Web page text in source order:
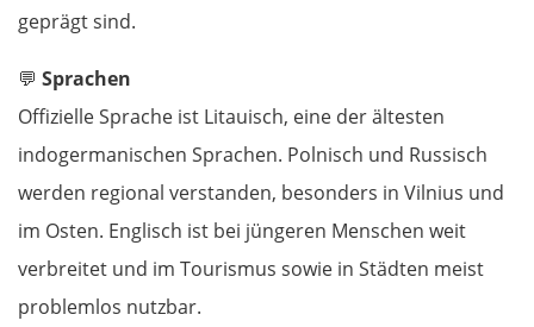
geprägt sind.
💬 Sprachen
Offizielle Sprache ist Litauisch, eine der ältesten
indogermanischen Sprachen. Polnisch und Russisch
werden regional verstanden, besonders in Vilnius und
im Osten. Englisch ist bei jüngeren Menschen weit
verbreitet und im Tourismus sowie in Städten meist
problemlos nutzbar.